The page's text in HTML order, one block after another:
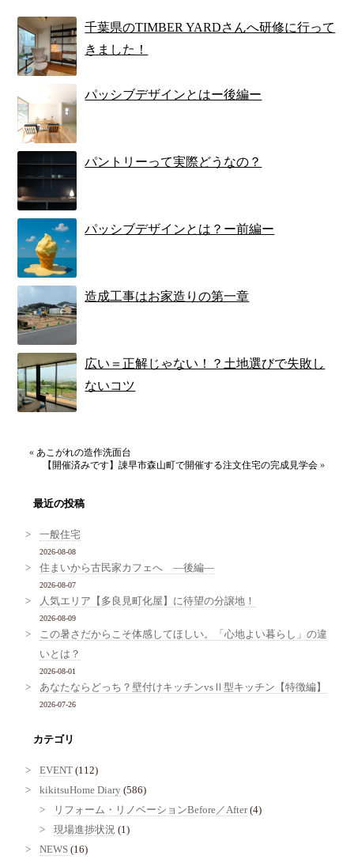
千葉県のTIMBER YARDさんへ研修に行って
きました！
パッシブデザインとはー後編ー
パントリーって実際どうなの？
パッシブデザインとは？ー前編ー
造成工事はお家造りの第一章
広い＝正解じゃない！？土地選びで失敗し
ないコツ
« あこがれの造作洗面台
【開催済みです】諌早市森山町で開催する注文住宅の完成見学会»
最近の投稿
一般住宅
2026-08-08
住まいから古民家カフェへ ―後編―
2026-08-07
人気エリア【多良見町化屋】に待望の分譲地！
2026-08-09
この暑さだからこそ体感してほしい。「心地よい暮らし」の違
いとは？
2026-08-01
あなたならどっち？壁付けキッチンvsⅡ型キッチン【特徴編】
2026-07-26
カテゴリ
EVENT (112)
kikitsuHome Diary (586)
リフォーム・リノベーションBefore／After(4)
現場進捗状況 (1)
NEWS (16)